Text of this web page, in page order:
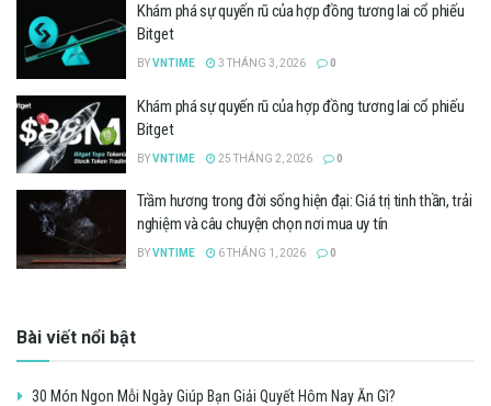
Khám phá sự quyến rũ của hợp đồng tương lai cổ phiếu
Bitget
BYVNTIME 3 THÁNG 3, 2026 0
Khám phá sự quyến rũ của hợp đồng tương lai cổ phiếu
Bitget
BYVNTIME 25 THÁNG 2, 2026 0
Trầm hương trong đời sống hiện đại: Giá trị tinh thần, trải
nghiệm và câu chuyện chọn nơi mua uy tín
BYVNTIME 6 THÁNG 1, 2026 0
Bài viết nổi bật
30 Món Ngon Mỗi Ngày Giúp Bạn Giải Quyết Hôm Nay Ăn Gì?